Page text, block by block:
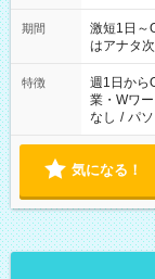
シフトも
期間
激短1日
はアナタ次
特徴 週1日から
業・Wワ
なし / パ
気になる！